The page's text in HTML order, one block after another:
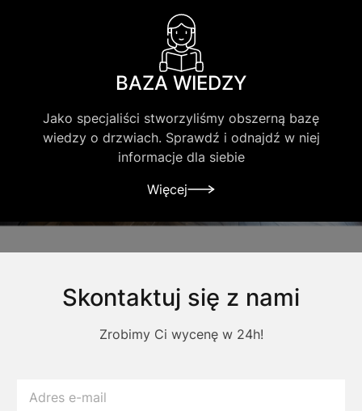
BAZA WIEDZY
Jako specjaliści stworzyliśmy obszerną bazę
wiedzy o drzwiach. Sprawdź i odnajdź w niej
informacje dla siebie
Więcej
Skontaktuj się z nami
Zrobimy Ci wycenę w 24h!